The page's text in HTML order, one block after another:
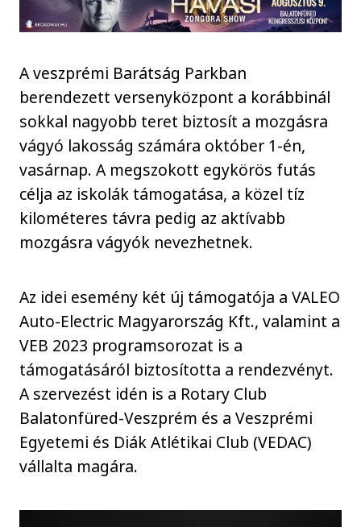
A veszprémi Barátság Parkban
berendezett versenyközpont a korábbinál
sokkal nagyobb teret biztosít a mozgásra
vágyó lakosság számára október 1-én,
vasárnap. A megszokott egykörös futás
célja az iskolák támogatása, a közel tíz
kilométeres távra pedig az aktívabb
mozgásra vágyók nevezhetnek.
Az idei esemény két új támogatója a VALEO
Auto-Electric Magyarország Kft., valamint a
VEB 2023 programsorozat is a
támogatásáról biztosította a rendezvényt.
A szervezést idén is a Rotary Club
Balatonfüred-Veszprém és a Veszprémi
Egyetemi és Diák Atlétikai Club (VEDAC)
vállalta magára.